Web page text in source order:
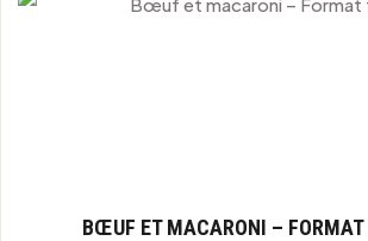
BŒUF ET MACARONI –